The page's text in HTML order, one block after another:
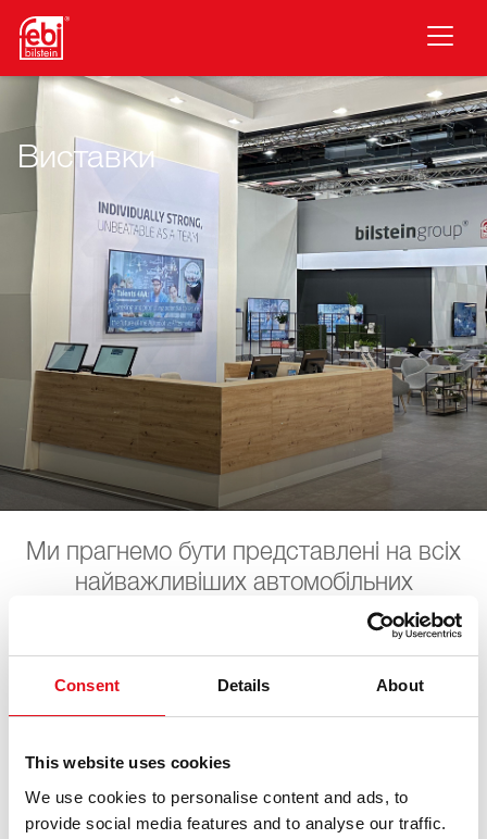
Consent Details About
This website uses cookies
We use cookies to personalise content and ads, to
provide social media features and to analyse our traffic.
Перейти до основного змісту
Виставки
Ми прагнемо бути представлені на всіх
найважливіших автомобільних
виставках. Тут ви можете знайти
інформацію стосовно дат майбутніх
подій. Будемо чекати на ваш візит.
LKQ PV Live